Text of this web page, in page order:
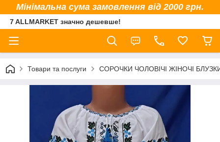
Мінімальна сума замовлення від 2000 грн.
7 ALLMARKET значно дешевше!
Товари та послуги СОРОЧКИ ЧОЛОВІЧІ ЖІНОЧІ